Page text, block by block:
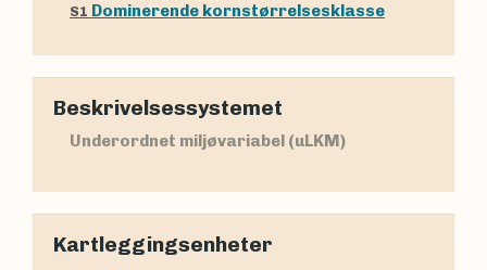
S1 Dominerende kornstørrelsesklasse
Beskrivelsessystemet
Underordnet miljøvariabel (uLKM)
Kartleggingsenheter